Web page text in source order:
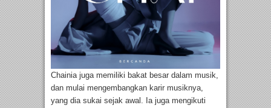
Chainia juga memiliki bakat besar dalam musik,
dan mulai mengembangkan karir musiknya,
yang dia sukai sejak awal. Ia juga mengikuti